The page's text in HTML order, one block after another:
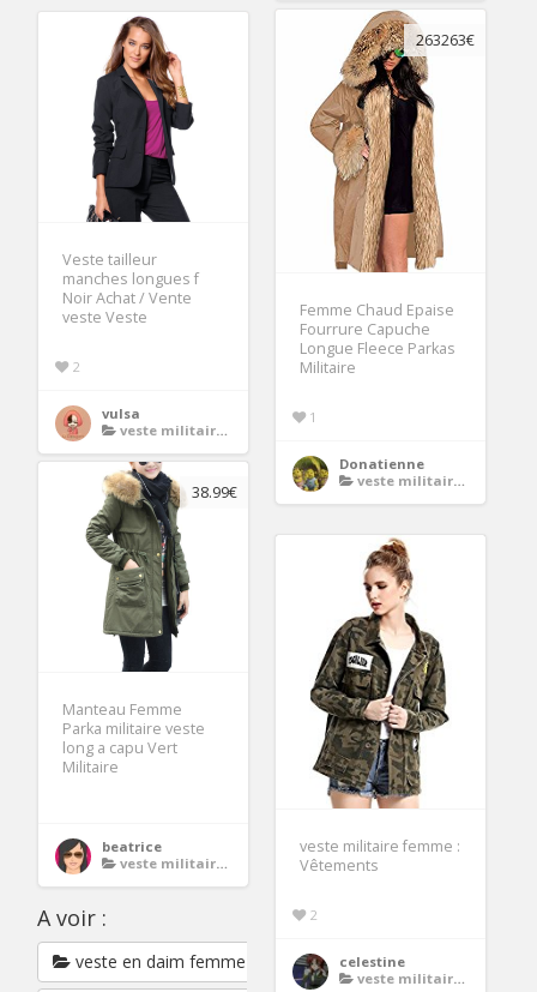
263263€
Femme Chaud Epaise
Fourrure Capuche
Longue Fleece Parkas
Militaire
1
Donatienne
veste militaire femme
Veste tailleur
manches longues f
Noir Achat / Vente
veste Veste
2
vulsa
veste militaire femme
38.99€
Manteau Femme
Parka militaire veste
long a capu Vert
Militaire
beatrice
veste militaire femme
veste militaire femme :
Vêtements
2
celestine
veste militaire femme
A voir :
veste en daim femme